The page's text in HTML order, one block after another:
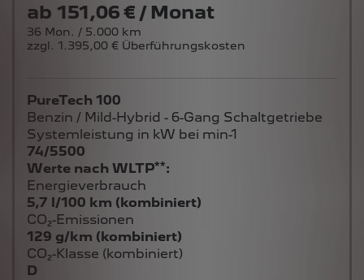
ab 151,06 € / Monat
36 Mon. / 5.000 km
zzgl. 1.395,00 € Überführungskosten
PureTech 100
Benzin / Mild-Hybrid - 6-Gang Schaltgetriebe
Systemleistung in kW bei min-1
74/5500
Werte nach WLTP**:
Energieverbrauch
5,7 l/100 km (kombiniert)
CO₂-Emissionen
129 g/km (kombiniert)
CO₂-Klasse (kombiniert)
D